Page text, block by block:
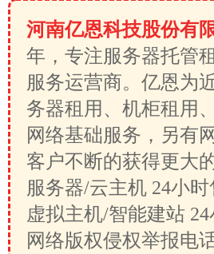
河南亿恩科技股份有
年，专注服务器托管
服务运营商。亿恩为
务器租用、机柜租用
网络基础服务，另有
客户不断的获得更大
服务器/云主机 24小时
虚拟主机/智能建站
网络版权侵权举报电